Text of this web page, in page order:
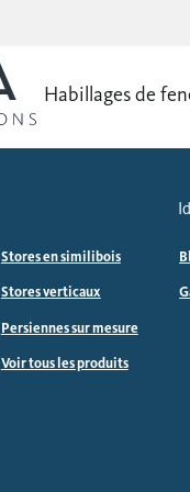
Habillages de
Stores en similibois
Stores verticaux
Persiennes sur mesure
Voir tous les produits